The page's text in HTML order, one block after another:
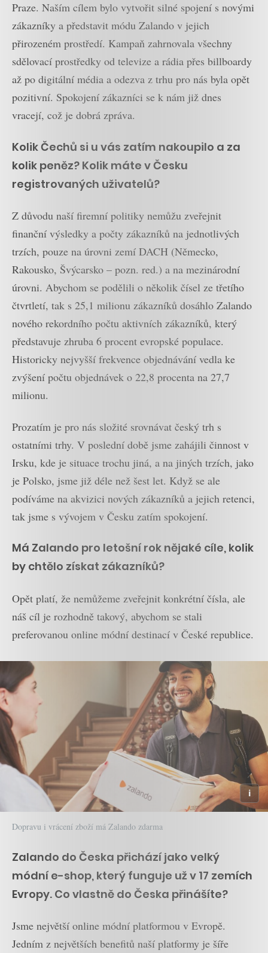
Praze. Naším cílem bylo vytvořit silné spojení s novými
zákazníky a představit módu Zalando v jejich
přirozeném prostředí. Kampaň zahrnovala všechny
sdělovací prostředky od televize a rádia přes billboardy
až po digitální média a odezva z trhu pro nás byla opět
pozitivní. Spokojení zákazníci se k nám již dnes
vracejí, což je dobrá zpráva.
Kolik Čechů si u vás zatím nakoupilo a za
kolik peněz? Kolik máte v Česku
registrovaných uživatelů?
Z důvodu naší firemní politiky nemůžu zveřejnit
finanční výsledky a počty zákazníků na jednotlivých
trzích, pouze na úrovni zemí DACH (Německo,
Rakousko, Švýcarsko – pozn. red.) a na mezinárodní
úrovni. Abychom se podělili o několik čísel ze třetího
čtvrtletí, tak s 25,1 milionu zákazníků dosáhlo Zalando
nového rekordního počtu aktivních zákazníků, který
představuje zhruba 6 procent evropské populace.
Historicky nejvyšší frekvence objednávání vedla ke
zvýšení počtu objednávek o 22,8 procenta na 27,7
milionu.
Prozatím je pro nás složité srovnávat český trh s
ostatními trhy. V poslední době jsme zahájili činnost v
Irsku, kde je situace trochu jiná, a na jiných trzích, jako
je Polsko, jsme již déle než šest let. Když se ale
podíváme na akvizici nových zákazníků a jejich retenci,
tak jsme s vývojem v Česku zatím spokojení.
Má Zalando pro letošní rok nějaké cíle, kolik
by chtělo získat zákazníků?
Opět platí, že nemůžeme zveřejnit konkrétní čísla, ale
náš cíl je rozhodně takový, abychom se stali
preferovanou online módní destinací v České republice.
Dopravu i vrácení zboží má Zalando zdarma
Zalando do Česka přichází jako velký
módní e-shop, který funguje už v 17 zemích
Evropy. Co vlastně do Česka přinášíte?
Jsme největší online módní platformou v Evropě.
Jedním z největších benefitů naší platformy je šíře